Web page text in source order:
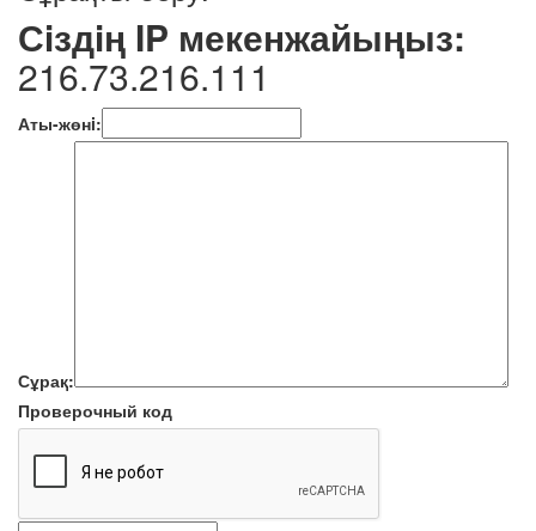
Сiздiң IP мекенжайыңыз:
216.73.216.111
Аты-жөнi:
Сұрақ:
Проверочный код